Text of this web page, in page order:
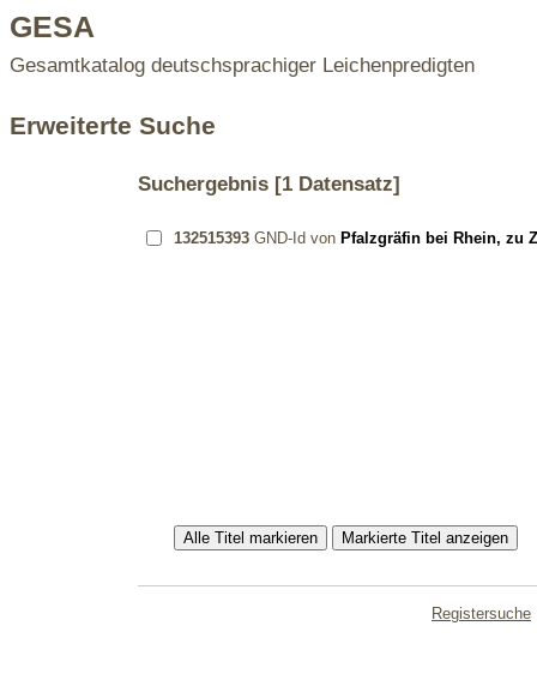
GESA
Gesamtkatalog deutschsprachiger Leichenpredigten
Erweiterte Suche
Suchergebnis[1 Datensatz]
132515393GND-Id von Pfalzgräfin bei Rhein, zu
Registersuche